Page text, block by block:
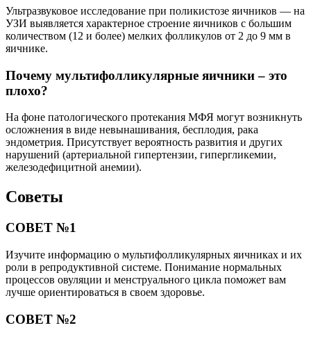
Ультразвуковое исследование при поликистозе яичников — на
УЗИ выявляется характерное строение яичников с большим
количеством (12 и более) мелких фолликулов от 2 до 9 мм в
яичнике.
Почему мультифолликулярные яичники – это
плохо?
На фоне патологического протекания МФЯ могут возникнуть
осложнения в виде невынашивания, бесплодия, рака
эндометрия. Присутствует вероятность развития и других
нарушений (артериальной гипертензии, гипергликемии,
железодефицитной анемии).
Советы
СОВЕТ №1
Изучите информацию о мультифолликулярных яичниках и их
роли в репродуктивной системе. Понимание нормальных
процессов овуляции и менструального цикла поможет вам
лучше ориентироваться в своем здоровье.
СОВЕТ №2